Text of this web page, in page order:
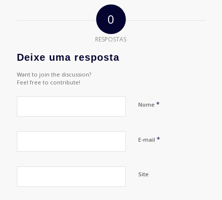
0
RESPOSTAS
Deixe uma resposta
Want to join the discussion?
Feel free to contribute!
Nome *
E-mail *
Site